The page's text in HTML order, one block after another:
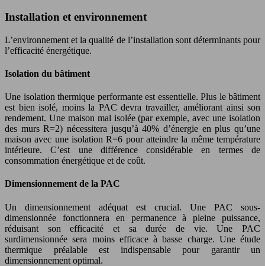
Installation et environnement
L’environnement et la qualité de l’installation sont déterminants pour
l’efficacité énergétique.
Isolation du bâtiment
Une isolation thermique performante est essentielle. Plus le bâtiment
est bien isolé, moins la PAC devra travailler, améliorant ainsi son
rendement. Une maison mal isolée (par exemple, avec une isolation
des murs R=2) nécessitera jusqu’à 40% d’énergie en plus qu’une
maison avec une isolation R=6 pour atteindre la même température
intérieure. C’est une différence considérable en termes de
consommation énergétique et de coût.
Dimensionnement de la PAC
Un dimensionnement adéquat est crucial. Une PAC sous-
dimensionnée fonctionnera en permanence à pleine puissance,
réduisant son efficacité et sa durée de vie. Une PAC
surdimensionnée sera moins efficace à basse charge. Une étude
thermique préalable est indispensable pour garantir un
dimensionnement optimal.